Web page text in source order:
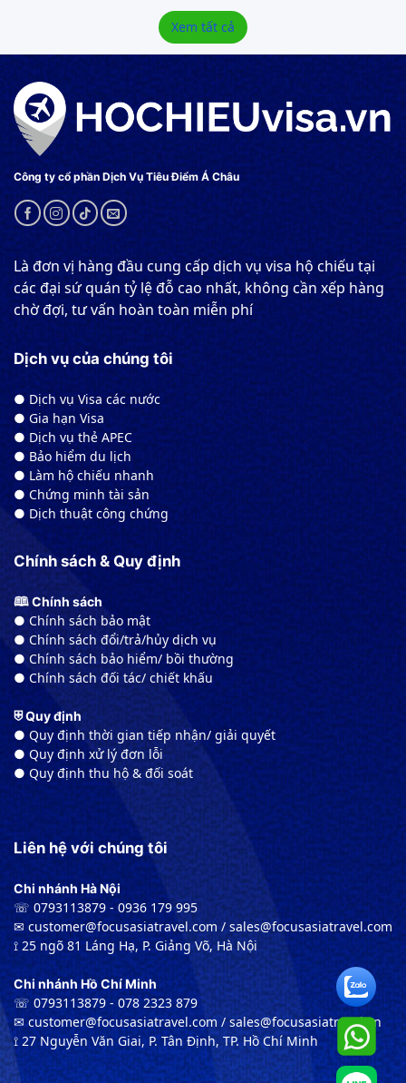
Xem tất cả
Công ty cổ phần Dịch Vụ Tiêu Điểm Á Châu
Là đơn vị hàng đầu cung cấp dịch vụ visa hộ chiếu tại
các đại sứ quán tỷ lệ đỗ cao nhất, không cần xếp hàng
chờ đợi, tư vấn hoàn toàn miễn phí
Dịch vụ của chúng tôi
● Dịch vụ Visa các nước
● Gia hạn Visa
● Dịch vụ thẻ APEC
● Bảo hiểm du lịch
● Làm hộ chiếu nhanh
● Chứng minh tài sản
● Dịch thuật công chứng
Chính sách & Quy định
🕮 Chính sách
● Chính sách bảo mật
● Chính sách đổi/trả/hủy dịch vụ
● Chính sách bảo hiểm/ bồi thường
● Chính sách đối tác/ chiết khấu
⛨ Quy định
● Quy định thời gian tiếp nhận/ giải quyết
● Quy định xử lý đơn lỗi
● Quy định thu hộ & đối soát
Liên hệ với chúng tôi
Chi nhánh Hà Nội
☏ 0793113879 - 0936 179 995
✉︎ customer@focusasiatravel.com / sales@focusasiatravel.com
⟟ 25 ngõ 81 Láng Hạ, P. Giảng Võ, Hà Nội
Chi nhánh Hồ Chí Minh
☏ 0793113879 - 078 2323 879
✉︎ customer@focusasiatravel.com / sales@focusasiatravel.vn
⟟ 27 Nguyễn Văn Giai, P. Tân Định, TP. Hồ Chí Minh